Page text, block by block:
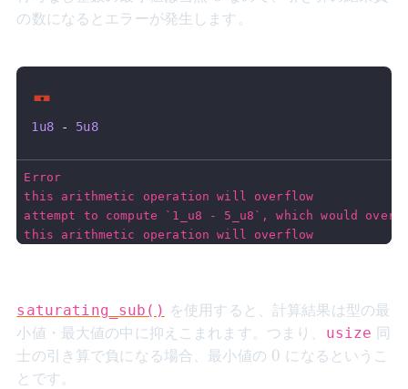
の数になるとエラーが発生します。
1u8 - 5u8
Error
this arithmetic operation will overflow
attempt to compute `1_u8 - 5_u8`, which would
this arithmetic operation will overflow
saturating_sub() を使用すると、計算結果は型の最
小値・最大値の中に抑えこまれます。つまり、
usize 同
士の引き算で負になる場合、最小値の 0
0 になるというこ
とです。